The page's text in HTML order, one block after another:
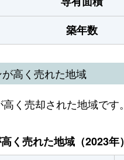
築年数
高く売れた地域
く売却された地域です。
く売れた地域（2023年）